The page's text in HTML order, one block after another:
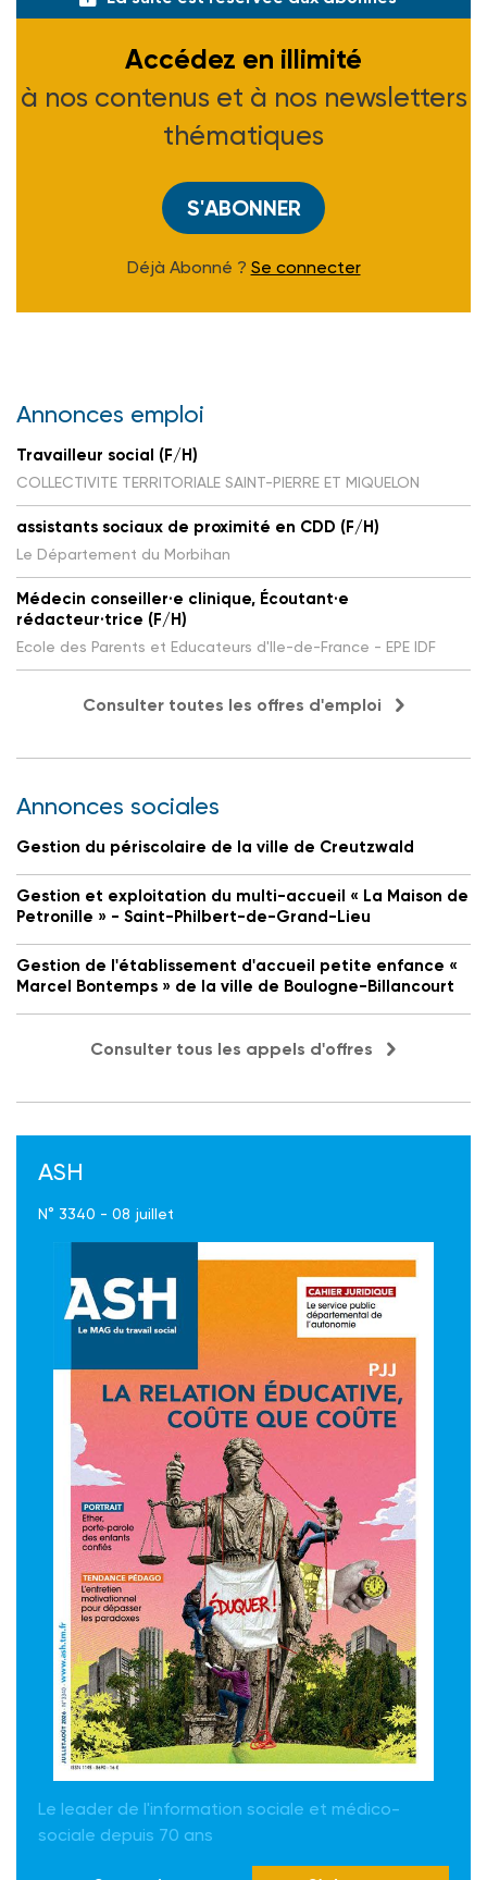
Accédez en illimité
à nos contenus et à nos newsletters
thématiques
S'ABONNER
Déjà Abonné ? Se connecter
Annonces emploi
Travailleur social (F/H)
COLLECTIVITE TERRITORIALE SAINT-PIERRE ET MIQUELON
assistants sociaux de proximité en CDD (F/H)
Le Département du Morbihan
Médecin conseiller·e clinique, Écoutant·e
rédacteur·trice (F/H)
Ecole des Parents et Educateurs d'Ile-de-France - EPE IDF
Consulter toutes les offres d'emploi
Annonces sociales
Gestion du périscolaire de la ville de Creutzwald
Gestion et exploitation du multi-accueil « La Maison de
Petronille » - Saint-Philbert-de-Grand-Lieu
Gestion de l'établissement d'accueil petite enfance «
Marcel Bontemps » de la ville de Boulogne-Billancourt
Consulter tous les appels d'offres
ASH
N° 3340 - 08 juillet
Le leader de l'information sociale et médico-
sociale depuis 70 ans